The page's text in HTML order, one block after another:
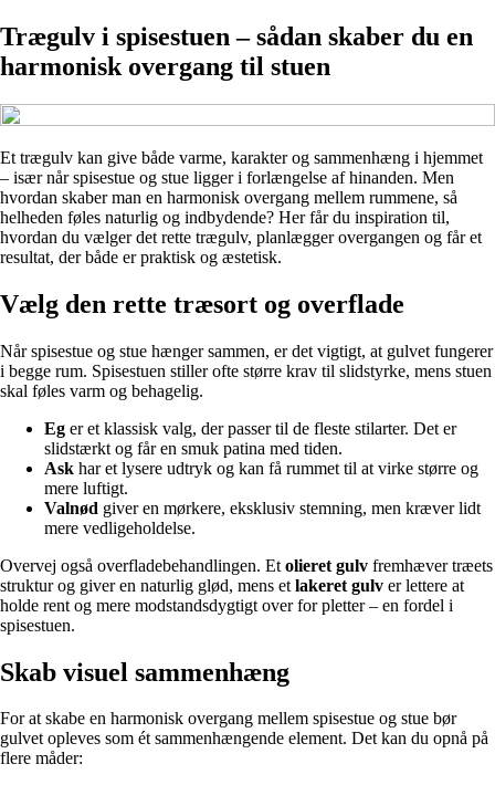
Trægulv i spisestuen – sådan skaber du en
harmonisk overgang til stuen
Et trægulv kan give både varme, karakter og sammenhæng i hjemmet
– især når spisestue og stue ligger i forlængelse af hinanden. Men
hvordan skaber man en harmonisk overgang mellem rummene, så
helheden føles naturlig og indbydende? Her får du inspiration til,
hvordan du vælger det rette trægulv, planlægger overgangen og får et
resultat, der både er praktisk og æstetisk.
Vælg den rette træsort og overflade
Når spisestue og stue hænger sammen, er det vigtigt, at gulvet fungerer
i begge rum. Spisestuen stiller ofte større krav til slidstyrke, mens stuen
skal føles varm og behagelig.
Eg er et klassisk valg, der passer til de fleste stilarter. Det er
slidstærkt og får en smuk patina med tiden.
Ask har et lysere udtryk og kan få rummet til at virke større og
mere luftigt.
Valnød giver en mørkere, eksklusiv stemning, men kræver lidt
mere vedligeholdelse.
Overvej også overfladebehandlingen. Et olieret gulv fremhæver træets
struktur og giver en naturlig glød, mens et lakeret gulv er lettere at
holde rent og mere modstandsdygtigt over for pletter – en fordel i
spisestuen.
Skab visuel sammenhæng
For at skabe en harmonisk overgang mellem spisestue og stue bør
gulvet opleves som ét sammenhængende element. Det kan du opnå på
flere måder: